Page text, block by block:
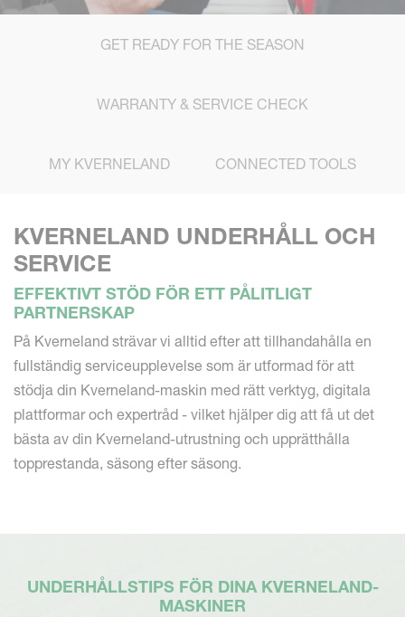
GET READY FOR THE SEASON
WARRANTY & SERVICE CHECK
MY KVERNELAND CONNECTED TOOLS
KVERNELAND UNDERHÅLL OCH
SERVICE
EFFEKTIVT STÖD FÖR ETT PÅLITLIGT
PARTNERSKAP
På Kverneland strävar vi alltid efter att tillhandahålla en
fullständig serviceupplevelse som är utformad för att
stödja din Kverneland-maskin med rätt verktyg, digitala
plattformar och expertråd - vilket hjälper dig att få ut det
bästa av din Kverneland-utrustning och upprätthålla
topprestanda, säsong efter säsong.
UNDERHÅLLSTIPS FÖR DINA KVERNELAND-
MASKINER